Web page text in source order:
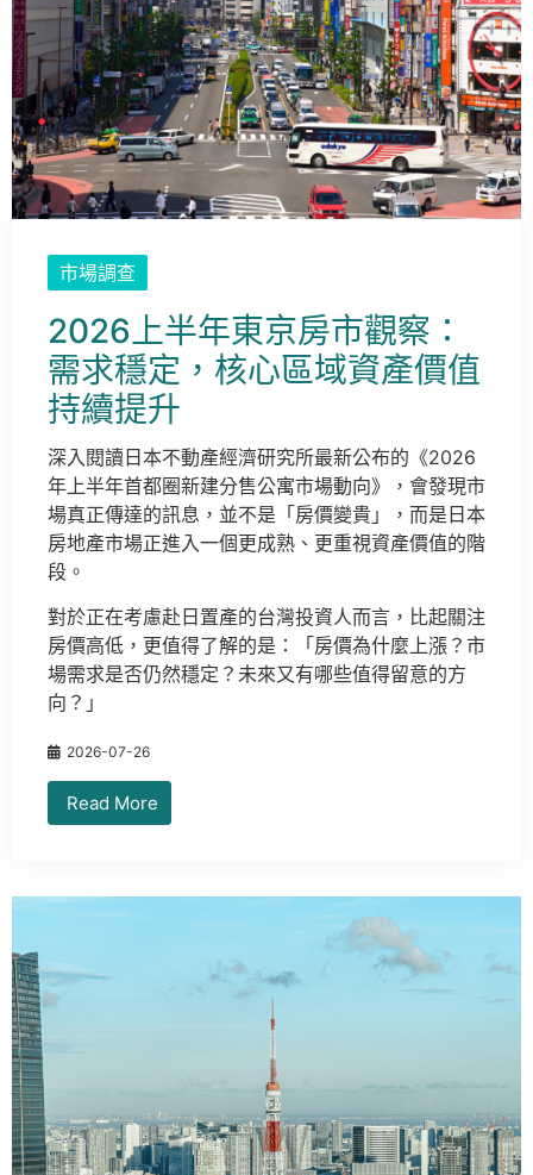
市場調查
2026上半年東京房市觀察：
需求穩定，核心區域資產價值
持續提升
深入閱讀日本不動產經濟研究所最新公布的《2026
年上半年首都圈新建分售公寓市場動向》，會發現市
場真正傳達的訊息，並不是「房價變貴」，而是日本
房地產市場正進入一個更成熟、更重視資產價值的階
段。
對於正在考慮赴日置產的台灣投資人而言，比起關注
房價高低，更值得了解的是：「房價為什麼上漲？市
場需求是否仍然穩定？未來又有哪些值得留意的方
向？」
2026-07-26
Read More